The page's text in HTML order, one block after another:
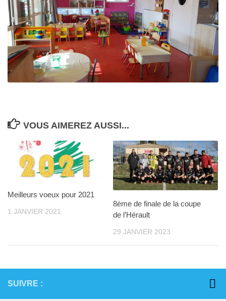
VOUS AIMEREZ AUSSI...
Meilleurs voeux pour 2021
1 JANVIER 2021
8ème de finale de la coupe
de l’Hérault
29 JANVIER 2023
SUIVRE :